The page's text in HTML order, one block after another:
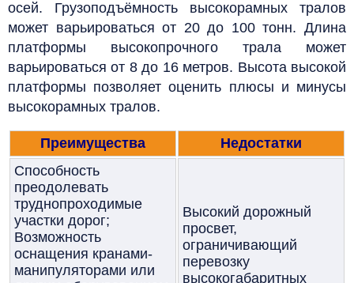
осей. Грузоподъёмность высокорамных тралов
может варьироваться от 20 до 100 тонн. Длина
платформы высокопрочного трала может
варьироваться от 8 до 16 метров. Высота высокой
платформы позволяет оценить плюсы и минусы
высокорамных тралов.
Преимущества
Недостатки
Способность
преодолевать
труднопроходимые
участки дорог;
Возможность
оснащения кранами-
манипуляторами или
Высокий дорожный
просвет,
ограничивающий
перевозку
высокогабаритных